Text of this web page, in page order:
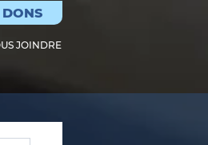
JOINDRE
DONS